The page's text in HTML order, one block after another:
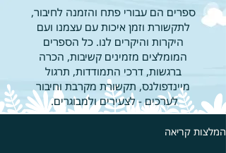
ספרים הם עבורי פתח והזמנה לחיבור,
לתקשורת וזמן איכות עם עצמנו ועם
היקרות והיקרים לנו. כל הספרים
המומלצים מזמינים קשיבות, הכרה
ברגשות, דרכי התמודדות, תרגול
מיינדפולנס, תקשורת מקרבת וחיבור
לערכים - לצעירים ולמבוגרים.
המלצות קריאה